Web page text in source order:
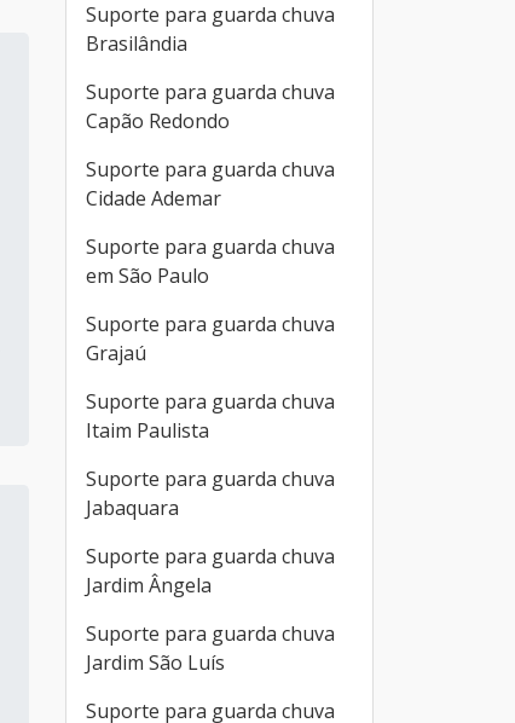
Suporte para guarda chuva
Brasilândia
Suporte para guarda chuva
Capão Redondo
Suporte para guarda chuva
Cidade Ademar
Suporte para guarda chuva
em São Paulo
Suporte para guarda chuva
Grajaú
Suporte para guarda chuva
Itaim Paulista
Suporte para guarda chuva
Jabaquara
Suporte para guarda chuva
Jardim Ângela
Suporte para guarda chuva
Jardim São Luís
Suporte para guarda chuva